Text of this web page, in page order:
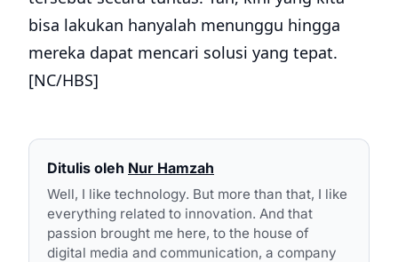
bisa lakukan hanyalah menunggu hingga
mereka dapat mencari solusi yang tepat.
[NC/HBS]
Ditulis oleh Nur Hamzah
Well, I like technology. But more than that, I like
everything related to innovation. And that
passion brought me here, to the house of
digital media and communication, a company